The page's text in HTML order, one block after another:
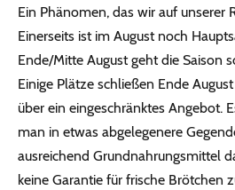
Ein Phänomen, das wir auf unserer
Einerseits ist im August noch
Ende/Mitte August geht die Saison
Einige Plätze schließen Ende
über ein eingeschränktes Angebot.
man in etwas abgelegenere
ausreichend Grundnahrungsmittel
keine Garantie für frische Brötchen